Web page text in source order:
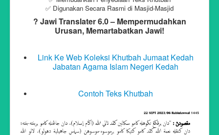
✅ Digunakan Secara Rasmi di Masjid-Masjid
? Jawi Translater 6.0 – Mempermudahkan
Urusan, Memartabatkan Jawi!
Link Ke Web Koleksi Khutbah Jumaat Kedah
Jabatan Agama Islam Negeri Kedah
Contoh Teks Khutbah